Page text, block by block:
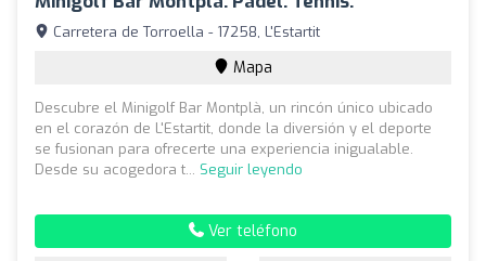
Carretera de Torroella - 17258, L'Estartit
Mapa
Descubre el Minigolf Bar Montplà, un rincón único ubicado
en el corazón de L'Estartit, donde la diversión y el deporte
se fusionan para ofrecerte una experiencia inigualable.
Desde su acogedora t... Seguir leyendo
Ver teléfono